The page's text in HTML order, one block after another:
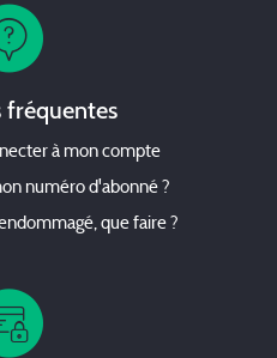
fréquentes
à mon compte
numéro d'abonné ?
endommagé, que faire ?